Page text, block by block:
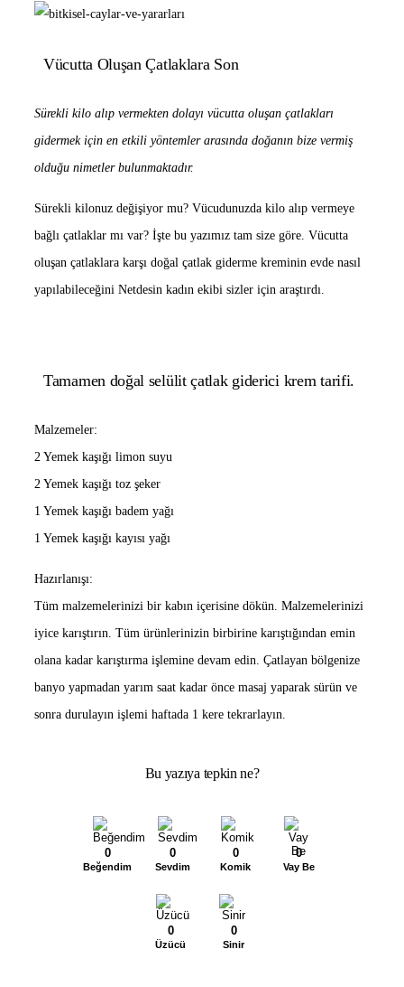
Vücutta Oluşan Çatlaklara Son
Sürekli kilo alıp vermekten dolayı vücutta oluşan çatlakları
gidermek için en etkili yöntemler arasında doğanın bize vermiş
olduğu nimetler bulunmaktadır.
Sürekli kilonuz değişiyor mu? Vücudunuzda kilo alıp vermeye
bağlı çatlaklar mı var? İşte bu yazımız tam size göre. Vücutta
oluşan çatlaklara karşı doğal çatlak giderme kreminin evde nasıl
yapılabileceğini Netdesin kadın ekibi sizler için araştırdı.
Tamamen doğal selülit çatlak giderici krem tarifi.
Malzemeler:
2 Yemek kaşığı limon suyu
2 Yemek kaşığı toz şeker
1 Yemek kaşığı badem yağı
1 Yemek kaşığı kayısı yağı
Hazırlanışı:
Tüm malzemelerinizi bir kabın içerisine dökün. Malzemelerinizi
iyice karıştırın. Tüm ürünlerinizin birbirine karıştığından emin
olana kadar karıştırma işlemine devam edin. Çatlayan bölgenize
banyo yapmadan yarım saat kadar önce masaj yaparak sürün ve
sonra durulayın işlemi haftada 1 kere tekrarlayın.
Bu yazıya tepkin ne?
0
Beğendim
0
Sevdim
0
Komik
0
Vay Be
0
Üzücü
0
Sinir